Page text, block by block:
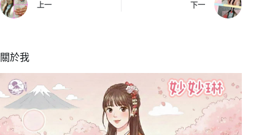
上一 下一
關於我